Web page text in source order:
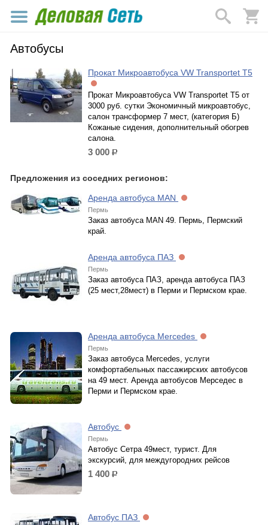
Автобусы
Прокат Микроавтобуса VW Transportet T5
Прокат Микроавтобуса VW Transportet T5 от
3000 руб. сутки Экономичный микроавтобус,
салон трансформер 7 мест, (категория Б)
Кожаные сидения, дополнительный обогрев
салона.
3 000 р.
Предложения из соседних регионов:
Аренда автобуса MAN
Пермь
Заказ автобуса MAN 49. Пермь, Пермский
край.
Аренда автобуса ПАЗ
Пермь
Заказ автобуса ПАЗ, аренда автобуса ПАЗ
(25 мест,28мест) в Перми и Пермском крае.
Аренда автобуса Mercedes
Пермь
Заказ автобуса Mercedes, услуги
комфортабельных пассажирских автобусов
на 49 мест. Аренда автобусов Мерседес в
Перми и Пермском крае.
Автобус
Пермь
Автобус Сетра 49мест, турист. Для
экскурсий, для междугородних рейсов
1 400 р.
Автобус ПАЗ